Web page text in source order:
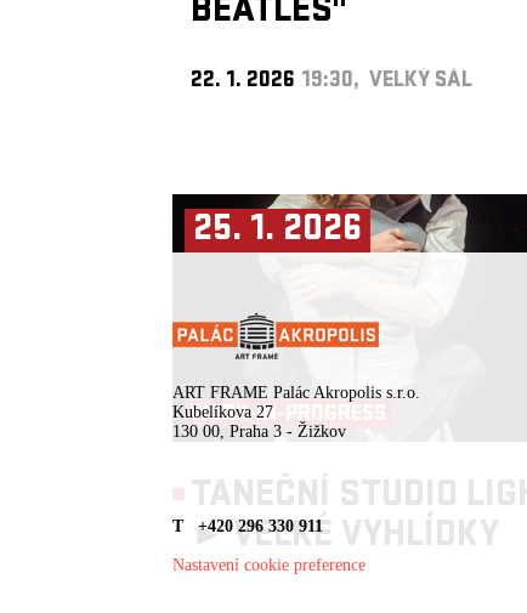
BEATLES"
22. 1. 2026 19:30, VELKÝ SÁL
25. 1. 2026
WORK-IN-PROGRESS
TANEČNÍ STUDIO
►VELKÉ VYHLÍDKY
ART FRAME Palác Akropolis s.r.o.
Kubelíkova 27
130 00, Praha 3 - Žižkov
T +420 296 330 911
Nastavení cookie preference